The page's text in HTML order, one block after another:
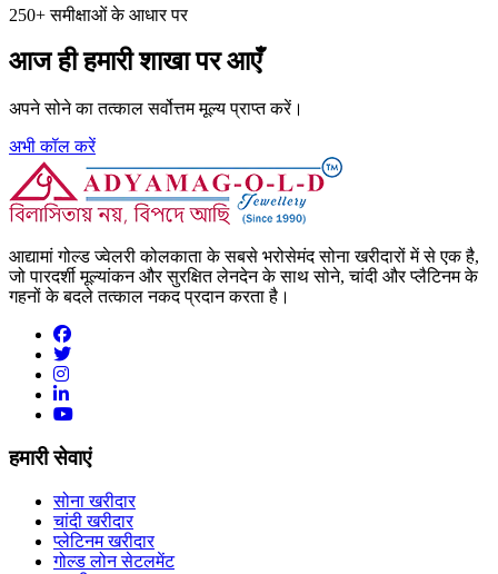
250+ समीक्षाओं के आधार पर
आज ही हमारी शाखा पर आएँ
अपने सोने का तत्काल सर्वोत्तम मूल्य प्राप्त करें।
अभी कॉल करें
आद्यामां गोल्ड ज्वेलरी कोलकाता के सबसे भरोसेमंद सोना खरीदारों में से एक है,
जो पारदर्शी मूल्यांकन और सुरक्षित लेनदेन के साथ सोने, चांदी और प्लैटिनम के
गहनों के बदले तत्काल नकद प्रदान करता है।
हमारी सेवाएं
सोना खरीदार
चांदी खरीदार
प्लेटिनम खरीदार
गोल्ड लोन सेटलमेंट